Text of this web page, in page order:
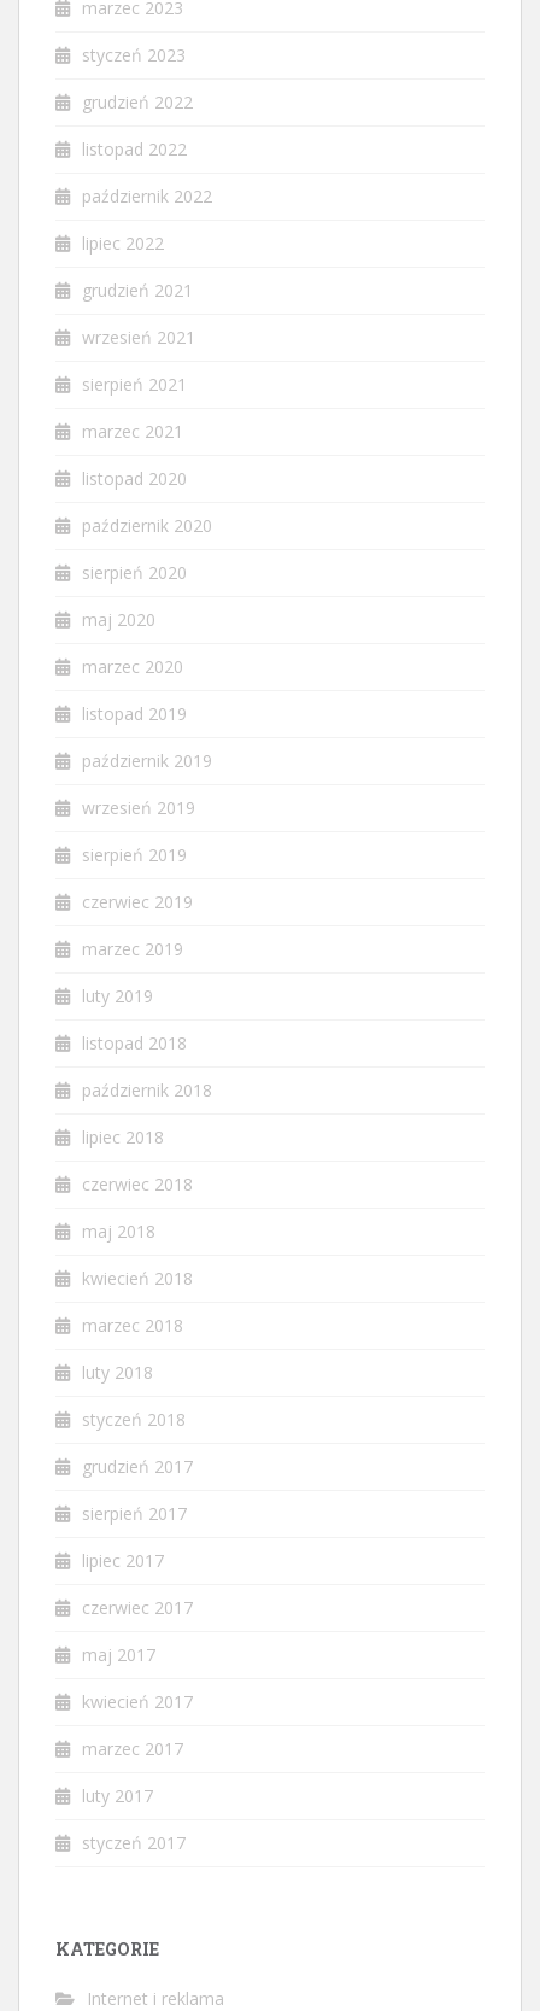
marzec 2023
styczeń 2023
grudzień 2022
listopad 2022
październik 2022
lipiec 2022
grudzień 2021
wrzesień 2021
sierpień 2021
marzec 2021
listopad 2020
październik 2020
sierpień 2020
maj 2020
marzec 2020
listopad 2019
październik 2019
wrzesień 2019
sierpień 2019
czerwiec 2019
marzec 2019
luty 2019
listopad 2018
październik 2018
lipiec 2018
czerwiec 2018
maj 2018
kwiecień 2018
marzec 2018
luty 2018
styczeń 2018
grudzień 2017
sierpień 2017
lipiec 2017
czerwiec 2017
maj 2017
kwiecień 2017
marzec 2017
luty 2017
styczeń 2017
KATEGORIE
Internet i reklama